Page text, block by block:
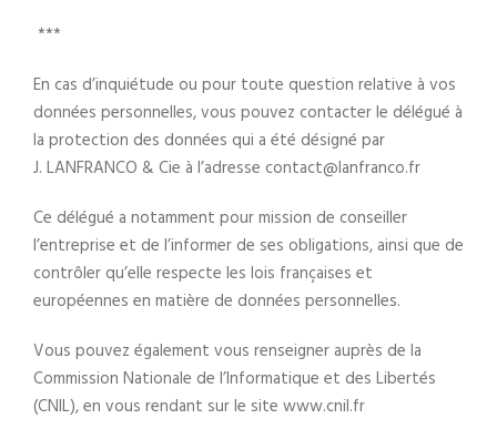
***
En cas d’inquiétude ou pour toute question relative à vos
données personnelles, vous pouvez contacter le délégué à
la protection des données qui a été désigné par
J. LANFRANCO & Cie à l’adresse contact@lanfranco.fr
Ce délégué a notamment pour mission de conseiller
l’entreprise et de l’informer de ses obligations, ainsi que de
contrôler qu’elle respecte les lois françaises et
européennes en matière de données personnelles.
Vous pouvez également vous renseigner auprès de la
Commission Nationale de l’Informatique et des Libertés
(CNIL), en vous rendant sur le site www.cnil.fr